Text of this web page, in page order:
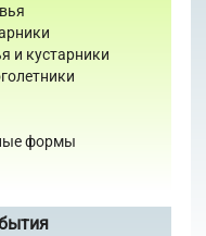
и кустарники
формы